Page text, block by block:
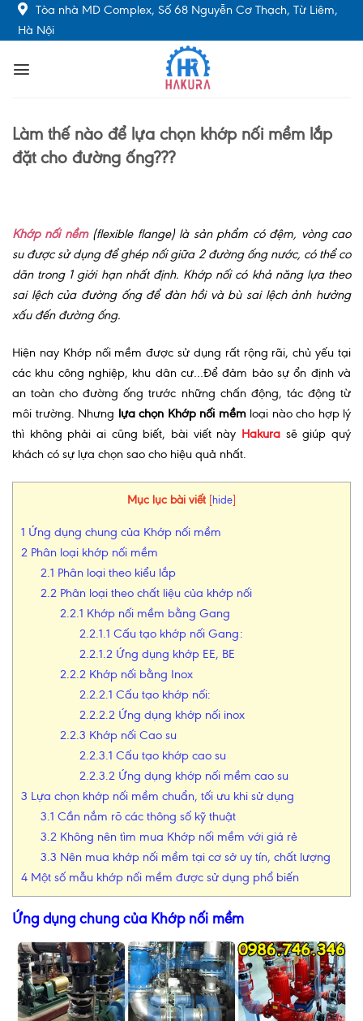
Skip
Tòa nhà MD Complex, Số 68 Nguyễn Cơ Thạch, Từ Liêm,
Hà Nội
Làm thế nào để lựa chọn khớp nối mềm lắp
đặt cho đường ống???
Khớp nối nềm(flexible flange) là sản phẩm có đệm, vòng cao
su được sử dụng để ghép nối giữa 2 đường ống nước, có thể co
dãn trong 1 giới hạn nhất định. Khớp nối có khả năng lựa theo
sai lệch của đường ống để đàn hồi và bù sai lệch ảnh hưởng
xấu đến đường ống.
Hiện nay Khớp nối mềm được sử dụng rất rộng rãi, chủ yếu tại
các khu công nghiệp, khu dân cư…Để đảm bảo sự ổn định và
an toàn cho đường ống trước những chấn động, tác động từ
môi trường. Nhưng lựa chọn Khớp nối mềmloại nào cho hợp lý
thì không phải ai cũng biết, bài viết này Hakura sẽ giúp quý
khách có sự lựa chọn sao cho hiệu quả nhất.
Mục lục bài viết hide
1 Ứng dụng chung của Khớp nối mềm
2 Phân loại khớp nối mềm
2.1 Phân loại theo kiểu lắp
2.2 Phân loại theo chất liệu của khớp nối
2.2.1 Khớp nối mềm bằng Gang
2.2.1.1 Cấu tạo khớp nối Gang:
2.2.1.2 Ứng dụng khớp EE, BE
2.2.2 Khớp nối bằng Inox
2.2.2.1 Cấu tạo khớp nối:
2.2.2.2 Ứng dụng khớp nối inox
2.2.3 Khớp nối Cao su
2.2.3.1 Cấu tạo khớp cao su
2.2.3.2 Ứng dụng khớp nối mềm cao su
3 Lựa chọn khớp nối mềm chuẩn, tối ưu khi sử dụng
3.1 Cần nắm rõ các thông số kỹ thuật
3.2 Không nên tìm mua Khớp nối mềm với giá rẻ
3.3 Nên mua khớp nối mềm tại cơ sở uy tín, chất lượng
4 Một số mẫu khớp nối mềm được sử dụng phổ biến
Ứng dụng chung của Khớp nối mềm